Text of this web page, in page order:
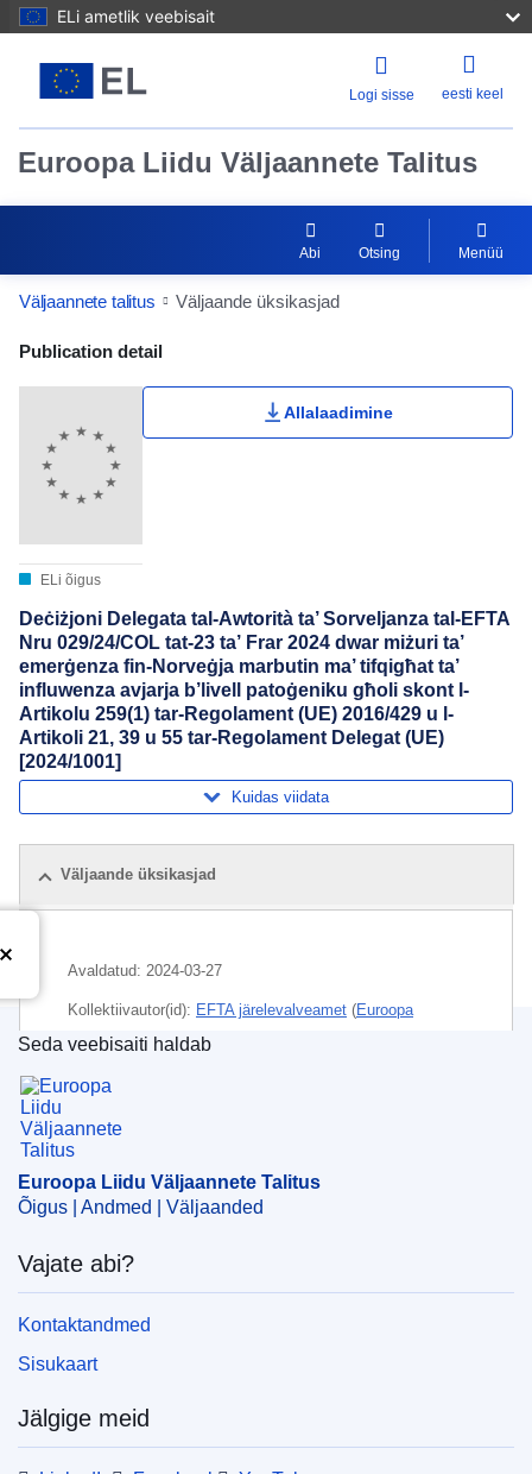
ELi ametlik veebisait
Logi sisse eesti keel
Euroopa Liidu Väljaannete Talitus
Abi Otsing Menüü
Väljaannete talitus Väljaande üksikasjad
Publication Detail Actions Portlet
Publication detail
ELi õigus
Allalaadimine
Deċiżjoni Delegata tal-Awtorità ta’ Sorveljanza tal-EFTA
Nru 029/24/COL tat-23 ta’ Frar 2024 dwar miżuri ta’
emerġenza fin-Norveġja marbutin ma’ tifqigħat ta’
influwenza avjarja b’livell patoġeniku għoli skont l-
Artikolu 259(1) tar-Regolament (UE) 2016/429 u l-
Artikoli 21, 39 u 55 tar-Regolament Delegat (UE)
[2024/1001]
Kuidas viidata
Väljaande üksikasjad
Avaldatud: 2024-03-27
Kollektiivautor(id): EFTA järelevalveamet (Euroopa
Vabakaubanduse Assotsiatsioon
Teema:
,
CELEX : E2024C0029
ELI : dec_del/2024/1001/oj
IMMC : PUB(2024)193/3300949
Euroopa Liidu Väljaannete Talitus
Seda veebisaiti haldab
Euroopa Liidu Väljaannete Talitus
Õigus | Andmed | Väljaanded
Vajate abi?
Kontaktandmed
Sisukaart
Jälgige meid